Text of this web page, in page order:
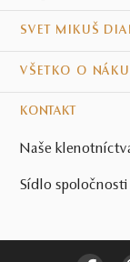
SVET MIKUŠ
VŠETKO O
KONTAKT
Naše
Sídlo spoločnosti